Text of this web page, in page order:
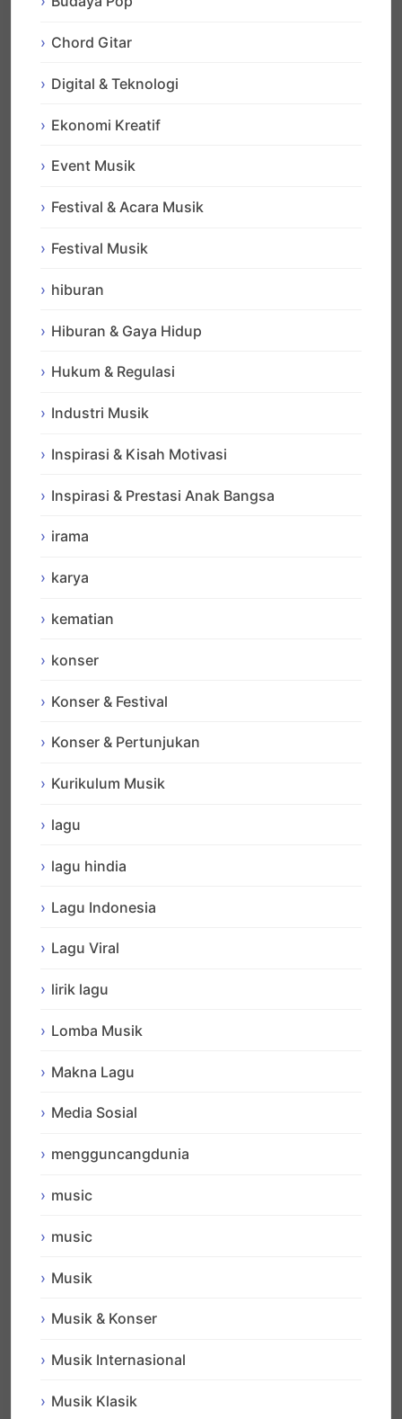
Chord Gitar
Digital & Teknologi
Ekonomi Kreatif
Event Musik
Festival & Acara Musik
Festival Musik
hiburan
Hiburan & Gaya Hidup
Hukum & Regulasi
Industri Musik
Inspirasi & Kisah Motivasi
Inspirasi & Prestasi Anak Bangsa
irama
karya
kematian
konser
Konser & Festival
Konser & Pertunjukan
Kurikulum Musik
lagu
lagu hindia
Lagu Indonesia
Lagu Viral
lirik lagu
Lomba Musik
Makna Lagu
Media Sosial
mengguncangdunia
music
music
Musik
Musik & Konser
Musik Internasional
Musik Klasik